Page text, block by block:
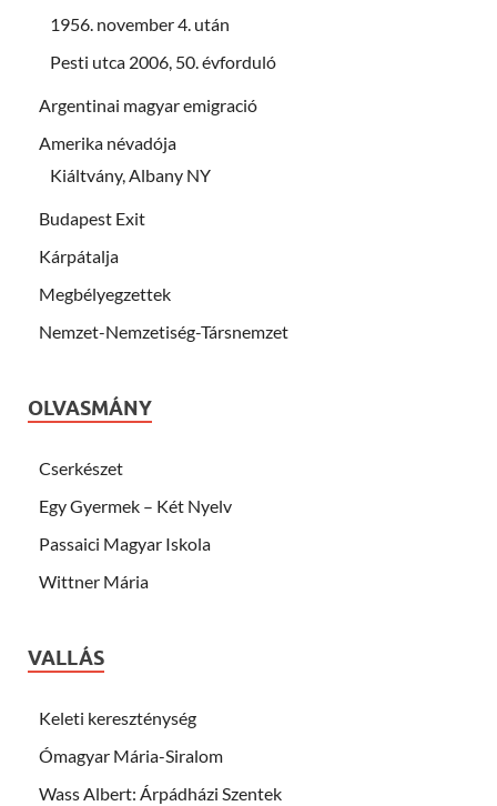
1956. november 4. után
Pesti utca 2006, 50. évforduló
Argentinai magyar emigració
Amerika névadója
Kiáltvány, Albany NY
Budapest Exit
Kárpátalja
Megbélyegzettek
Nemzet-Nemzetiség-Társnemzet
OLVASMÁNY
Cserkészet
Egy Gyermek – Két Nyelv
Passaici Magyar Iskola
Wittner Mária
VALLÁS
Keleti kereszténység
Ómagyar Mária-Siralom
Wass Albert: Árpádházi Szentek